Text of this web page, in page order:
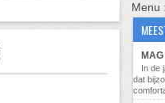
Menu :
In de
dat